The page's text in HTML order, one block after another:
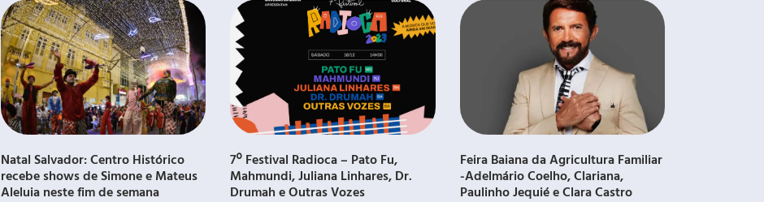
Natal Salvador: Centro Histórico
recebe shows de Simone e Mateus
Aleluia neste fim de semana
7º Festival Radioca – Pato Fu,
Mahmundi, Juliana Linhares, Dr.
Drumah e Outras Vozes
Feira Baiana da Agricultura Familiar
-Adelmário Coelho, Clariana,
Paulinho Jequié e Clara Castro